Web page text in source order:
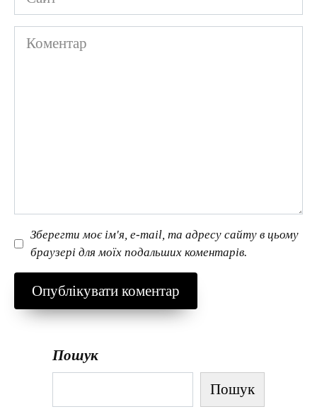
Коментар
Зберегти моє ім'я, e-mail, та адресу сайту в цьому
браузері для моїх подальших коментарів.
Пошук
Пошук